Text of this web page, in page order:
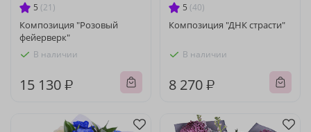
5 (21)
Композиция "Розовый
фейерверк"
В наличии
15 130 ₽
5 (40)
Композиция "ДНК страсти"
В наличии
8 270 ₽